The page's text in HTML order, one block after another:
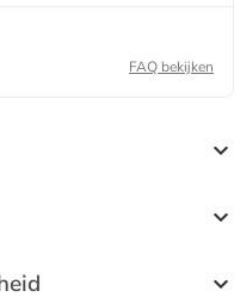
FAQ bekijken